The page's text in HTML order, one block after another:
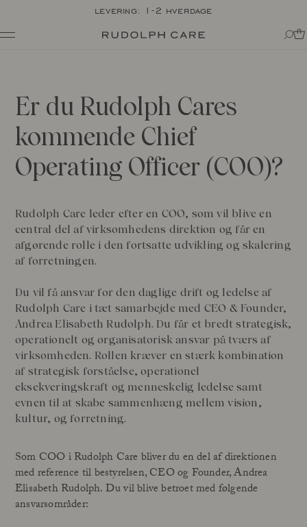
levering: 1-2 hverdage
Shop efter kategori
Målrettet pleje
The Icon: Açai Facial Oil
Bestsellers
Online Exclusive
Tips + tricks
Alle
Find dit produkt-match
SPF i din rutine
Til din kære krop
Eksperterne
Journal
Alle
Interviews
Events
Skincare Wardrobe
Behandlinger
I House of Rudolph Care
Hos udvalgte klinikker
Om
Om Rudolph Care
Vores historie
Vidunderbærret açai
Ansvarlighed
Certificeringer
Made in Denmark
Rapporter
Vores Grundlægger
Mød Andrea Elisabeth Rudolph
Videointerview: 20 år efter begyndelsen
Club
Din guide til ansigtspleje med SPF
Læs mere
Er du Rudolph Cares
kommende Chief
Operating Officer (COO)?
Rudolph Care leder efter en COO, som vil blive en
central del af virksomhedens direktion og får en
afgørende rolle i den fortsatte udvikling og skalering
af forretningen.
Du vil få ansvar for den daglige drift og ledelse af
Rudolph Care i tæt samarbejde med CEO & Founder,
Andrea Elisabeth Rudolph. Du får et bredt strategisk,
operationelt og organisatorisk ansvar på tværs af
virksomheden. Rollen kræver en stærk kombination
af strategisk forståelse, operationel
eksekveringskraft og menneskelig ledelse samt
evnen til at skabe sammenhæng mellem vision,
kultur, og forretning.
Som COO i Rudolph Care bliver du en del af direktionen
med reference til bestyrelsen, CEO og Founder, Andrea
Elisabeth Rudolph. Du vil blive betroet med følgende
ansvarsområder: